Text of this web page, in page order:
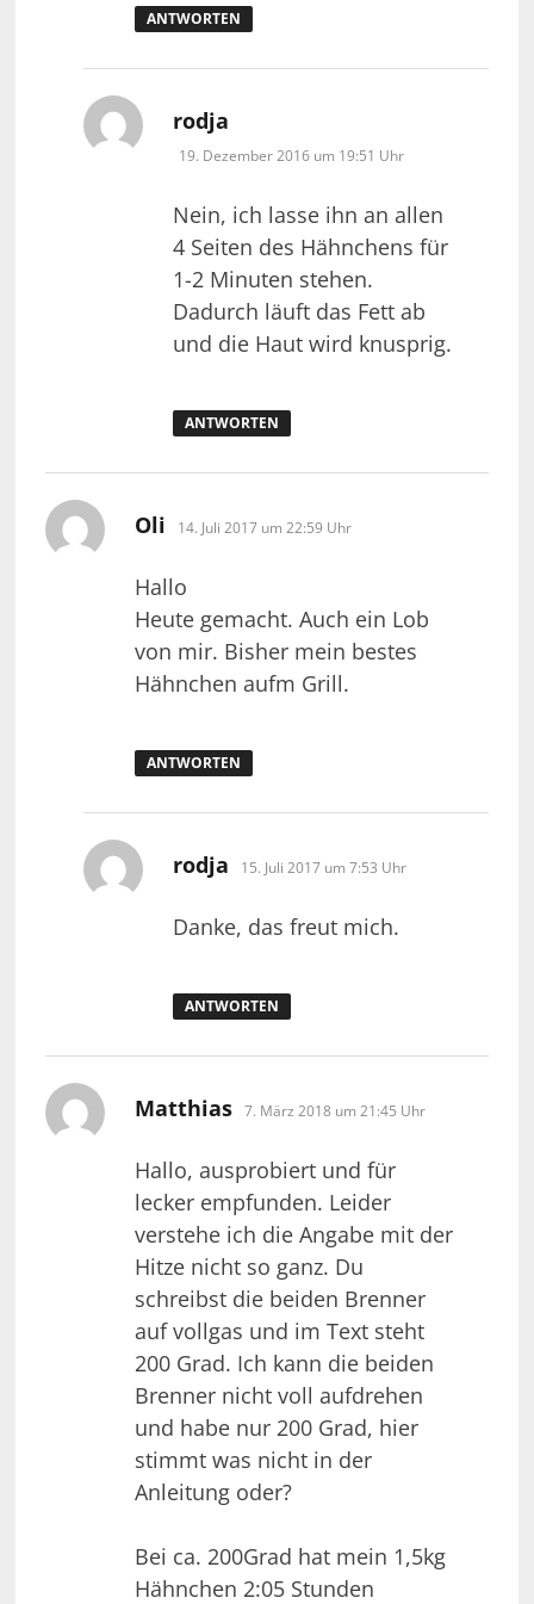
ANTWORTEN
rodja
19. Dezember 2016 um 19:51 Uhr
Nein, ich lasse ihn an allen
4 Seiten des Hähnchens für
1-2 Minuten stehen.
Dadurch läuft das Fett ab
und die Haut wird knusprig.
ANTWORTEN
Oli sagt:
14. Juli 2017 um 22:59 Uhr
Hallo
Heute gemacht. Auch ein Lob
von mir. Bisher mein bestes
Hähnchen aufm Grill.
ANTWORTEN
rodja sagt:
15. Juli 2017 um 7:53 Uhr
Danke, das freut mich.
ANTWORTEN
Matthias sagt:
7. März 2018 um 21:45 Uhr
Hallo, ausprobiert und für
lecker empfunden. Leider
verstehe ich die Angabe mit der
Hitze nicht so ganz. Du
schreibst die beiden Brenner
auf vollgas und im Text steht
200 Grad. Ich kann die beiden
Brenner nicht voll aufdrehen
und habe nur 200 Grad, hier
stimmt was nicht in der
Anleitung oder?
Bei ca. 200Grad hat mein 1,5kg
Hähnchen 2:05 Stunden